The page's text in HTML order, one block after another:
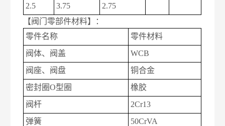
2.5
3.75
2.75
【阀门零部件材料】：
零件名称
零件材料
阀体、阀盖
WCB
阀座、阀盘
铜合金
密封圈O型圈
橡胶
阀杆
2Cr13
弹簧
50CrVA